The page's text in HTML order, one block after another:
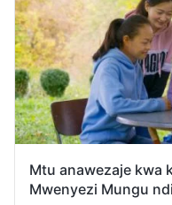
Mtu anawezaje kwa
Mwenyezi Mungu